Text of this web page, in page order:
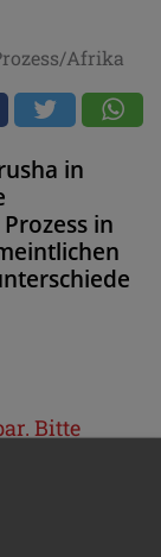
Afrika
in
in
Bitte
das